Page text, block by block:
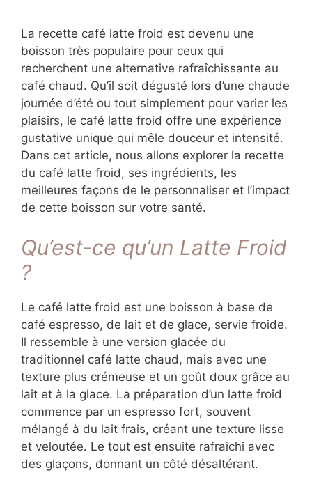
La recette café latte froid est devenu une
boisson très populaire pour ceux qui
recherchent une alternative rafraîchissante au
café chaud. Qu’il soit dégusté lors d’une chaude
journée d’été ou tout simplement pour varier les
plaisirs, le café latte froid offre une expérience
gustative unique qui mêle douceur et intensité.
Dans cet article, nous allons explorer la recette
du café latte froid, ses ingrédients, les
meilleures façons de le personnaliser et l’impact
de cette boisson sur votre santé.
Qu’est-ce qu’un Latte Froid
?
Le café latte froid est une boisson à base de
café espresso, de lait et de glace, servie froide.
Il ressemble à une version glacée du
traditionnel café latte chaud, mais avec une
texture plus crémeuse et un goût doux grâce au
lait et à la glace. La préparation d’un latte froid
commence par un espresso fort, souvent
mélangé à du lait frais, créant une texture lisse
et veloutée. Le tout est ensuite rafraîchi avec
des glaçons, donnant un côté désaltérant.